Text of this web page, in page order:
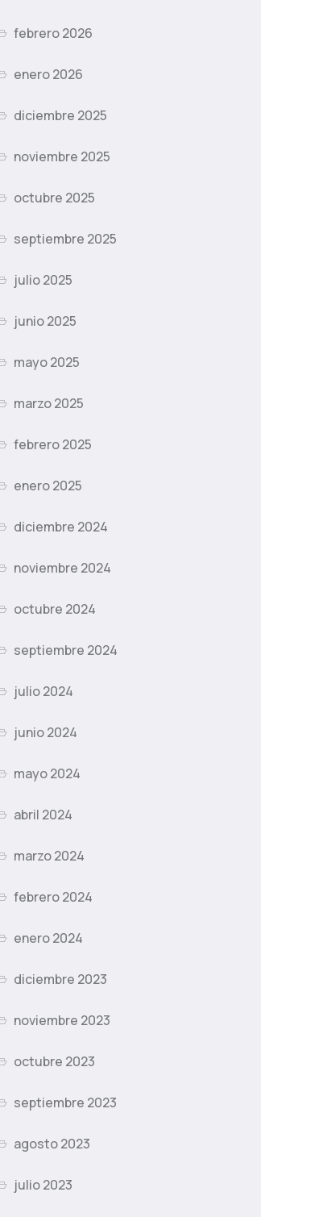
febrero 2026
enero 2026
diciembre 2025
noviembre 2025
octubre 2025
septiembre 2025
julio 2025
junio 2025
mayo 2025
marzo 2025
febrero 2025
enero 2025
diciembre 2024
noviembre 2024
octubre 2024
septiembre 2024
julio 2024
junio 2024
mayo 2024
abril 2024
marzo 2024
febrero 2024
enero 2024
diciembre 2023
noviembre 2023
octubre 2023
septiembre 2023
agosto 2023
julio 2023